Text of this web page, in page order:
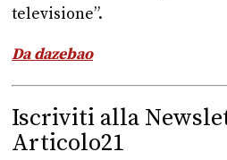
televisione”.
Da dazebao
Iscriviti alla
Articolo21